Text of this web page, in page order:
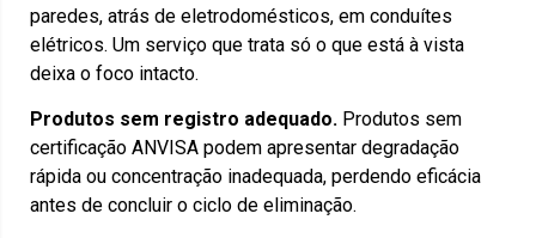
paredes, atrás de eletrodomésticos, em conduítes
elétricos. Um serviço que trata só o que está à vista
deixa o foco intacto.
Produtos sem registro adequado. Produtos sem
certificação ANVISA podem apresentar degradação
rápida ou concentração inadequada, perdendo eficácia
antes de concluir o ciclo de eliminação.